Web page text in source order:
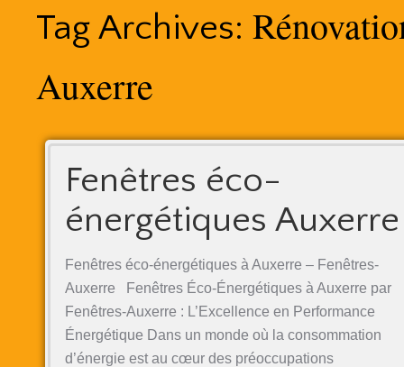
Tag Archives:
Auxerre
Fenêtres éco-
énergétiques Auxerre
Fenêtres éco-énergétiques à Auxerre – Fenêtres-
Auxerre Fenêtres Éco-Énergétiques à Auxerre par
Fenêtres-Auxerre : L’Excellence en Performance
Énergétique Dans un monde où la consommation
d’énergie est au cœur des préoccupations